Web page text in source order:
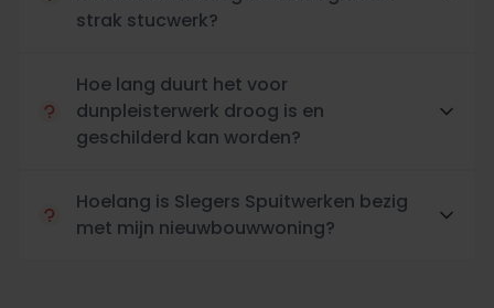
strak stucwerk?
Hoe lang duurt het voor
dunpleisterwerk droog is en
geschilderd kan worden?
Hoelang is Slegers Spuitwerken bezig
met mijn nieuwbouwwoning?